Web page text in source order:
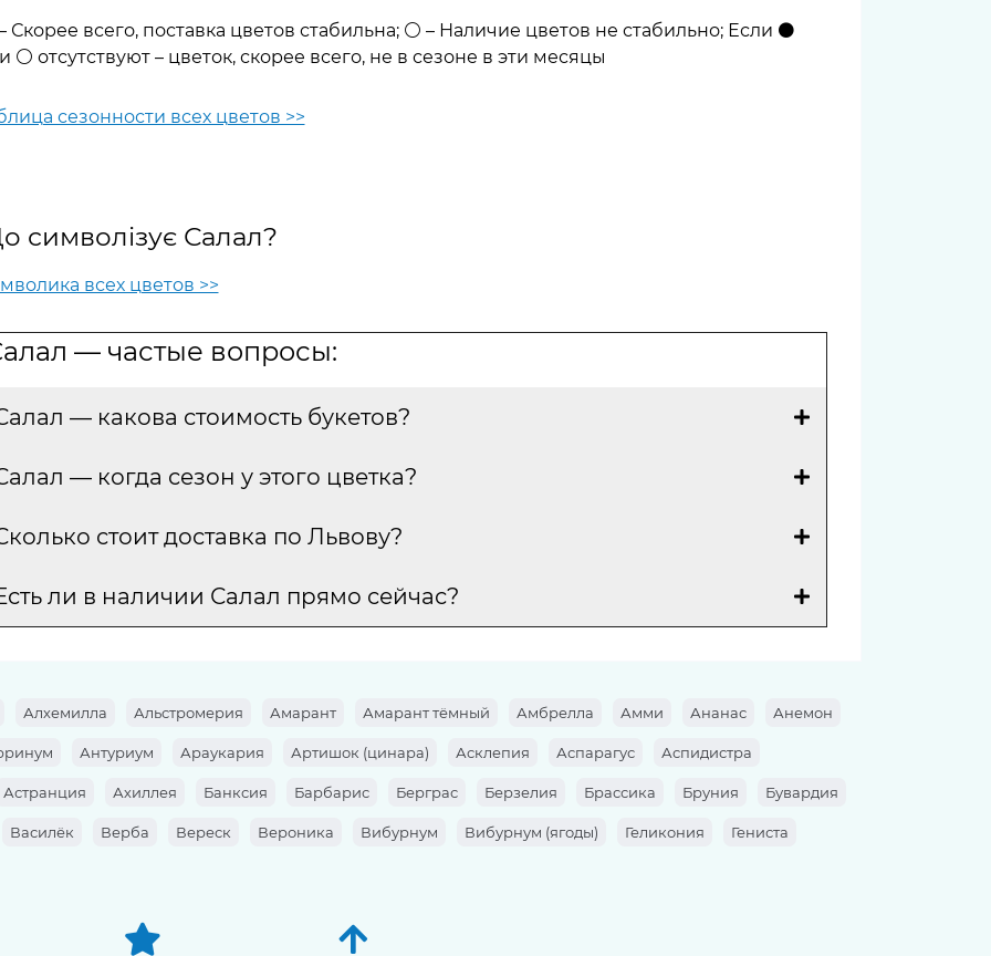
Скорее всего, поставка цветов стабильна; ⚪ – Наличие цветов не стабильно; Если ⚫
⚪ отсутствуют – цветок, скорее всего, не в сезоне в эти месяцы
сезонности всех цветов >>
символізує Салал?
всех цветов >>
— частые вопросы:
— какова стоимость букетов?
— когда сезон у этого цветка?
стоит доставка по Львову?
ли в наличии Салал прямо сейчас?
Алхемилла Альстромерия Амарант Амарант тёмный Амбрелла Амми Ананас Анемон
Антуриум Араукария Артишок (цинара) Асклепия Аспарагус Аспидистра
Астранция Ахиллея Банксия Барбарис Берграс Берзелия Брассика Бруния Бувардия
Василёк Верба Вереск Вероника Вибурнум Вибурнум (ягоды) Геликония Гениста
Кверкус Клематис